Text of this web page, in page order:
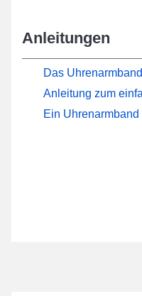
Anleitungen
Das
Anleitung zum
Ein